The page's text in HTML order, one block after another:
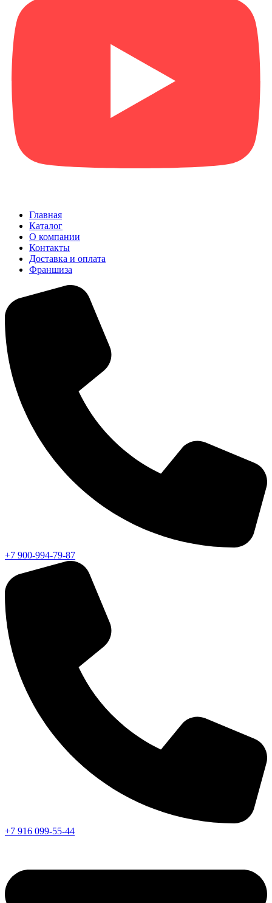
Главная
Каталог
О компании
Контакты
Доставка и оплата
Франшиза
+7 900-994-79-87
+7 916 099-55-44